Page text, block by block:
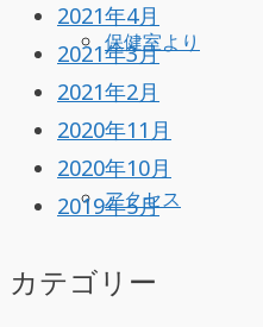
保健室より
アクセス
2021年4月
2021年3月
2021年2月
2020年11月
2020年10月
2019年5月
カテゴリー